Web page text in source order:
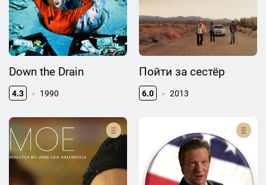
Down the Drain
4.3 1990
Пойти за сестёр
6.0 2013